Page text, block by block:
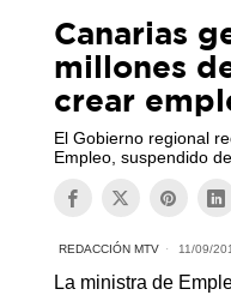
Canarias
millones
crear
El Gobierno regional
Empleo, suspendido
REDACCIÓN MTV 11/09/
La ministra de